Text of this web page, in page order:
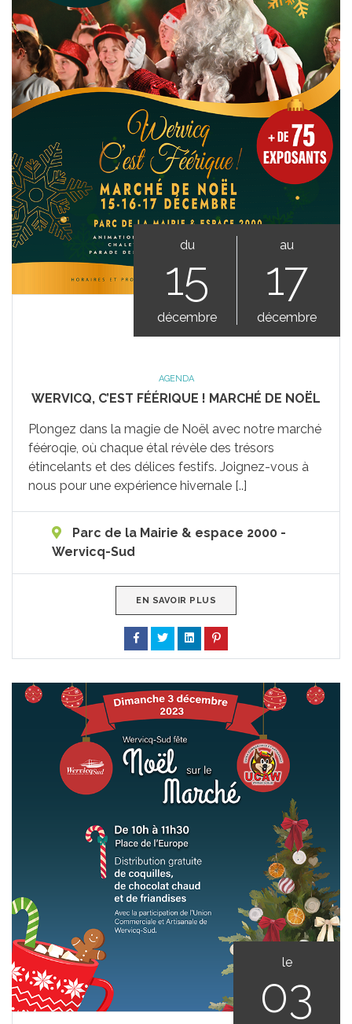
du
15
décembre
au
17
décembre
AGENDA
WERVICQ, C’EST FÉÉRIQUE ! MARCHÉ DE NOËL
Plongez dans la magie de Noël avec notre marché
fééroqie, où chaque étal révèle des trésors
étincelants et des délices festifs. Joignez-vous à
nous pour une expérience hivernale [..]
Parc de la Mairie & espace 2000 -
Wervicq-Sud
EN SAVOIR PLUS
le
03